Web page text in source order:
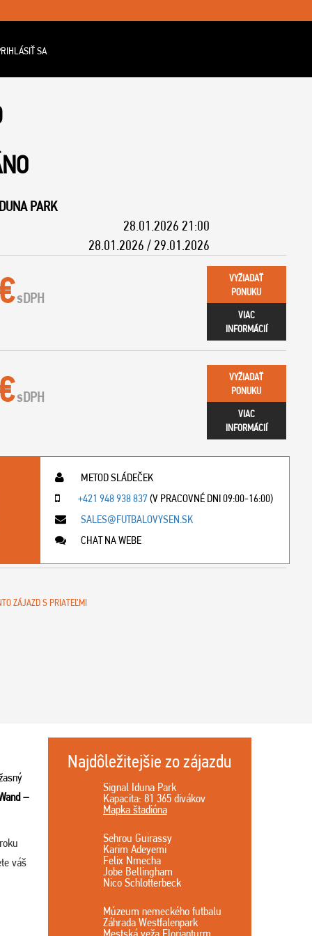
SA
PARK
28.01.2026 21:00
28.01.2026 / 29.01.2026
sDPH
VYŽIADAŤ
PONUKU
VIAC
INFORMÁCIÍ
sDPH
VYŽIADAŤ
PONUKU
VIAC
INFORMÁCIÍ
METOD SLÁDEČEK
+421 948 938 837(V PRACOVNÉ DNI 09:00-16:00)
SALES@FUTBALOVYSEN.SK
CHAT NA WEBE
ZÁJAZD S PRIATEĽMI
–
váš
Najdôležitejšie zo zájazdu
Signal Iduna Park
Kapacita: 81 365 divákov
Mapka štadióna
Sehrou Guirassy
Karim Adeyemi
Felix Nmecha
Jobe Bellingham
Nico Schlotterbeck
Múzeum nemeckého futbalu
Záhrada Westfalenpark
Mestská veža Florianturm